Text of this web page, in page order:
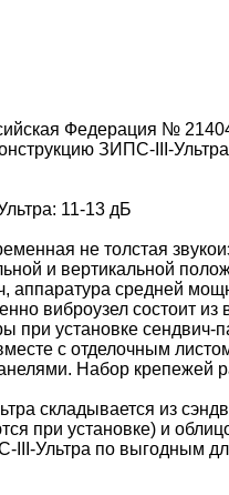
Федерация №
ЗИПС-III-
11-13 дБ
не толстая
и вертикальной
аппаратура средней
виброузел состоит
при установке сендвич-
с отделочным
Набор крепежей
складывается из
при установке) и
Ультра по выгодным